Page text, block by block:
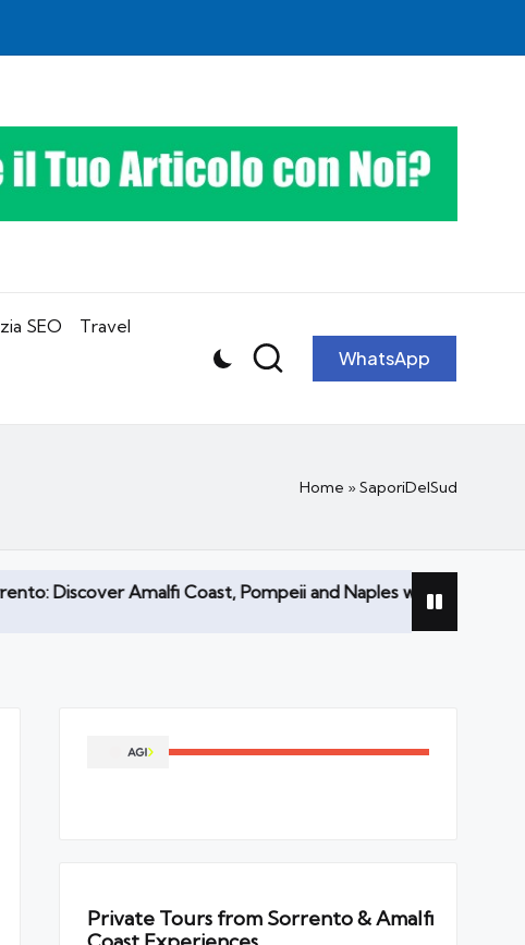
SEO Travel
WhatsApp
Home » SaporiDelSud
Coast, Pompeii and Naples with a Local Driver
Private Tours from Sorrento & Amalfi